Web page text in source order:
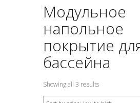
Модульное
напольное
покрытие
бассейна
Showing all 3 results